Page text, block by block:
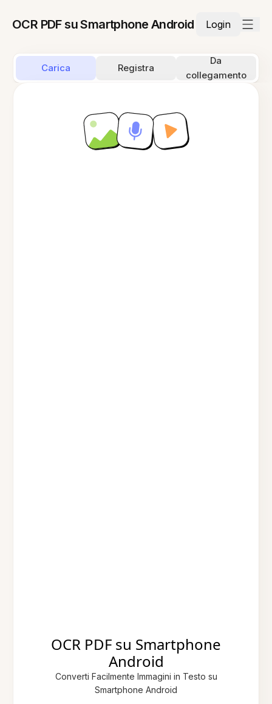
OCR PDF su Smartphone Android Login
Carica Registra
Da
collegamento
OCR PDF su Smartphone
Android
Converti Facilmente Immagini in Testo su
Smartphone Android